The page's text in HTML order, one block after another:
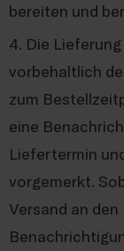
bereiten und
4. Die
vorbehaltlich
zum
eine
Liefertermin
vorgemerkt.
Versand an